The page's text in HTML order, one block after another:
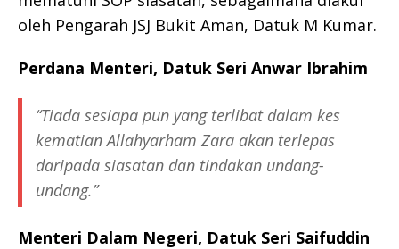
oleh Pengarah JSJ Bukit Aman, Datuk M Kumar.
Perdana Menteri, Datuk Seri Anwar Ibrahim
“Tiada sesiapa pun yang terlibat dalam kes
kematian Allahyarham Zara akan terlepas
daripada siasatan dan tindakan undang-
undang.”
Menteri Dalam Negeri, Datuk Seri Saifuddin